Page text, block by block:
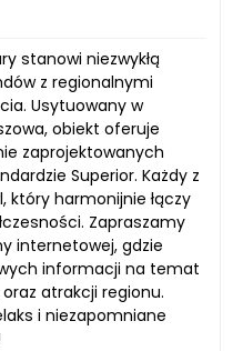
stanowi niezwykłą
z regionalnymi
Usytuowany w
obiekt oferuje
zaprojektowanych
Superior. Każdy z
który harmonijnie łączy
Zapraszamy
internetowej, gdzie
informacji na temat
atrakcji regionu.
i niezapomniane